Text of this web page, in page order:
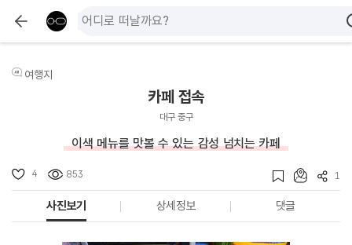
여행지
카페 접속
대구 중구
이색 메뉴를 맛볼 수 있는 감성 넘치는 카페
4 853 1
사진보기 상세정보 댓글